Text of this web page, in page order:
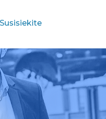
Susisiekite